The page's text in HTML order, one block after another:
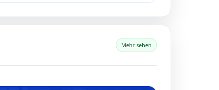
Mehr sehen